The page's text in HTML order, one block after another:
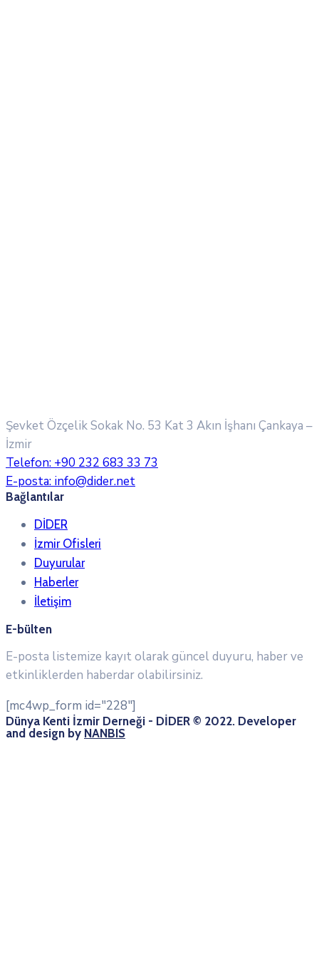
Şevket Özçelik Sokak No. 53 Kat 3 Akın İşhanı Çankaya –
İzmir
Telefon: +90 232 683 33 73
E-posta: info@dider.net
Bağlantılar
DİDER
İzmir Ofisleri
Duyurular
Haberler
İletişim
E-bülten
E-posta listemize kayıt olarak güncel duyuru, haber ve
etkinliklerden haberdar olabilirsiniz.
[mc4wp_form id="228"]
Dünya Kenti İzmir Derneği - DİDER © 2022. Developer
and design by NANBIS